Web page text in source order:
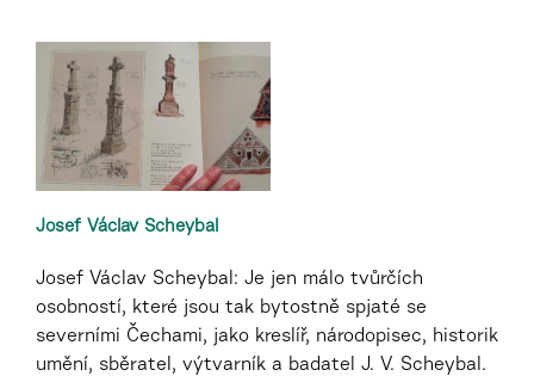
Josef Václav Scheybal
Josef Václav Scheybal: Je jen málo tvůrčích
osobností, které jsou tak bytostně spjaté se
severními Čechami, jako kreslíř, národopisec, historik
umění, sběratel, výtvarník a badatel J. V. Scheybal.